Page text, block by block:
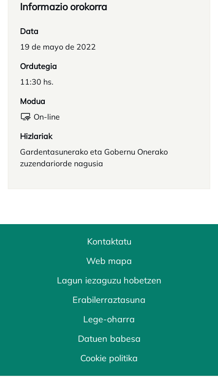
Informazio orokorra
Data
19 de mayo de 2022
Ordutegia
11:30 hs.
Modua
On-line
Hizlariak
Gardentasunerako eta Gobernu Onerako
zuzendariorde nagusia
Kontaktatu
Web mapa
Lagun iezaguzu hobetzen
Erabilerraztasuna
Lege-oharra
Datuen babesa
Cookie politika